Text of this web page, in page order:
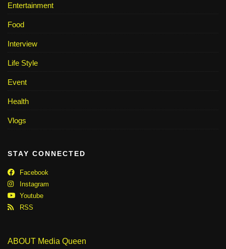
Entertainment
Food
Interview
Life Style
Event
Health
Vlogs
STAY CONNECTED
Facebook
Instagram
Youtube
RSS
ABOUT Media Queen